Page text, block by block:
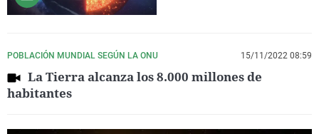
POBLACIÓN MUNDIAL SEGÚN LA ONU 15/11/2022 08:59
La Tierra alcanza los 8.000 millones de
habitantes